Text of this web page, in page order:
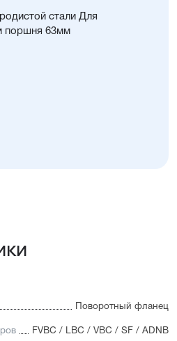
стали Для
поршня 63мм
Поворотный фланец
FVBC / LBC / VBC / SF / ADNB